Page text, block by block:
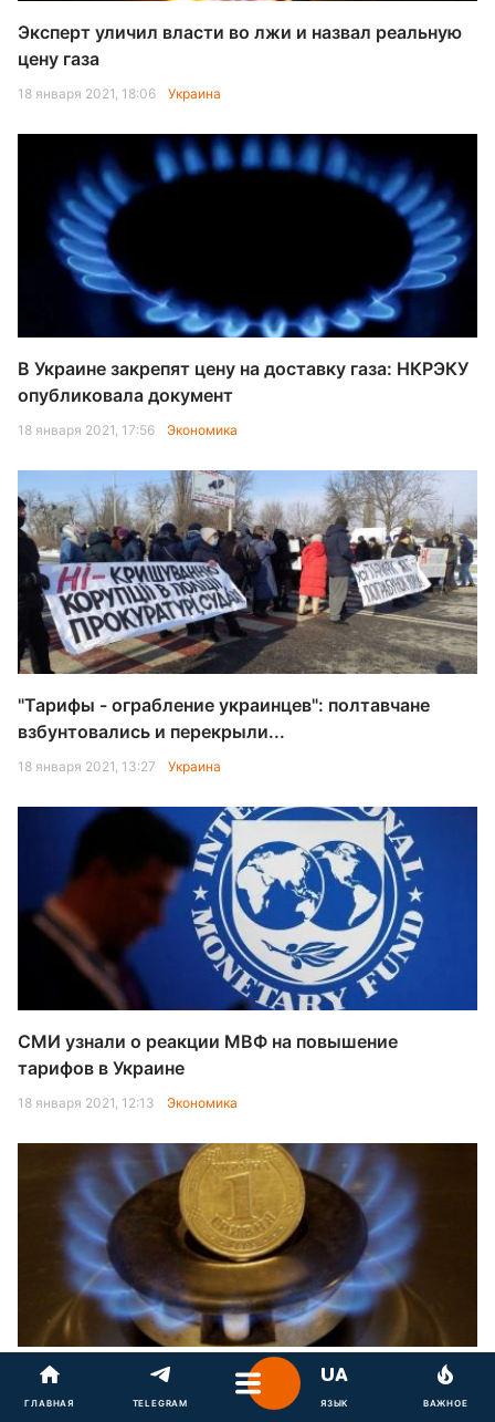
Эксперт уличил власти во лжи и назвал реальную
цену газа
18 января 2021, 18:06 Украина
В Украине закрепят цену на доставку газа: НКРЭКУ
опубликовала документ
18 января 2021, 17:56 Экономика
"Тарифы - ограбление украинцев": полтавчане
взбунтовались и перекрыли...
18 января 2021, 13:27 Украина
СМИ узнали о реакции МВФ на повышение
тарифов в Украине
18 января 2021, 12:13 Экономика
Тариф на газ снижен: в Кабмине объяснили все
нюансы
ГЛАВНАЯ TELEGRAM ЯЗЫК ВАЖНОЕ